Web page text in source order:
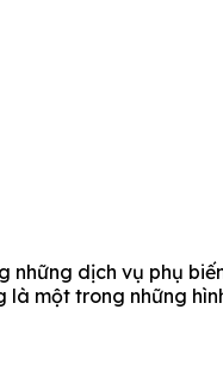
dịch vụ phụ
một trong những